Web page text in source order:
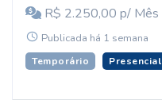
R$ 2.250,00 p/ Mês
Publicada há 1 semana
Temporário Presencial